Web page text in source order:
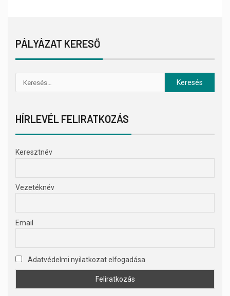
PÁLYÁZAT KERESŐ
HÍRLEVÉL FELIRATKOZÁS
Keresztnév
Vezetéknév
Email
Adatvédelmi nyilatkozat elfogadása